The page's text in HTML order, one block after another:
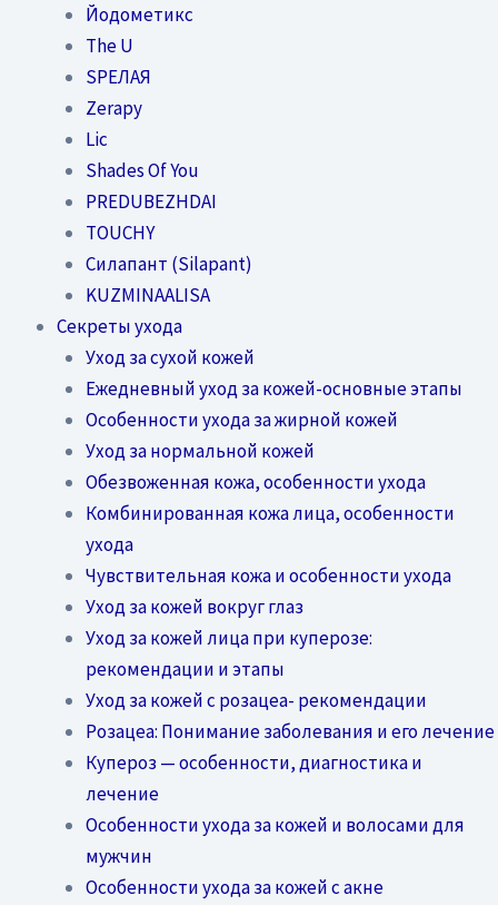
Йодометикс
The U
SPEЛАЯ
Zerapy
Lic
Shades Of You
PREDUBEZHDAI
TOUCHY
Силапант (Silapant)
KUZMINAALISA
Секреты ухода
Уход за сухой кожей
Ежедневный уход за кожей-основные этапы
Особенности ухода за жирной кожей
Уход за нормальной кожей
Обезвоженная кожа, особенности ухода
Комбинированная кожа лица, особенности
ухода
Чувствительная кожа и особенности ухода
Уход за кожей вокруг глаз
Уход за кожей лица при куперозе:
рекомендации и этапы
Уход за кожей с розацеа- рекомендации
Розацеа: Понимание заболевания и его лечение
Купероз — особенности, диагностика и
лечение
Особенности ухода за кожей и волосами для
мужчин
Особенности ухода за кожей с акне